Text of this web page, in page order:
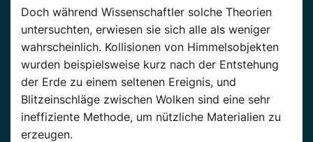
Doch während Wissenschaftler solche Theorien
untersuchten, erwiesen sie sich alle als weniger
wahrscheinlich. Kollisionen von Himmelsobjekten
wurden beispielsweise kurz nach der Entstehung
der Erde zu einem seltenen Ereignis, und
Blitzeinschläge zwischen Wolken sind eine sehr
ineffiziente Methode, um nützliche Materialien zu
erzeugen.